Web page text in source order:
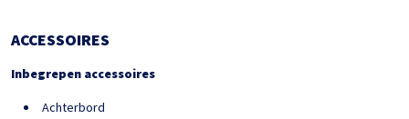
ACCESSOIRES
Inbegrepen accessoires
Achterbord